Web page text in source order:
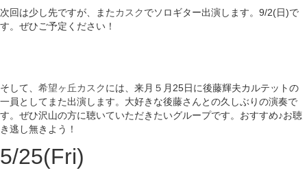
次回は少し先ですが、またカスクでソロギター出演します。9/2(日)で
す。ぜひご予定ください！
そして、 希望ヶ丘カスクには、来月５月25日に後藤輝夫カルテットの
一員としてまた出演します。大好きな後藤さんとの久しぶりの演奏で
す。ぜひ沢山の方に聴いていただきたいグループです。おすすめ♪お聴
き逃し無きよう！
5/25(Fri)